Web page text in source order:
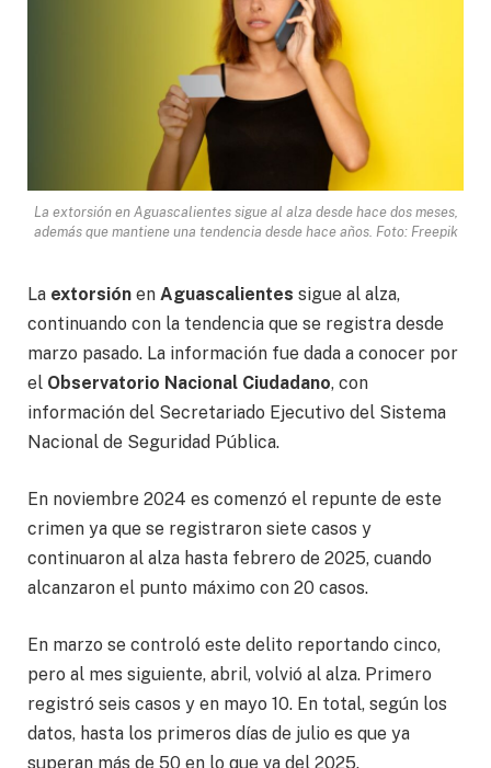
La extorsión en Aguascalientes sigue al alza desde hace dos meses,
además que mantiene una tendencia desde hace años. Foto: Freepik
La extorsión en Aguascalientes sigue al alza,
continuando con la tendencia que se registra desde
marzo pasado. La información fue dada a conocer por
el Observatorio Nacional Ciudadano, con
información del Secretariado Ejecutivo del Sistema
Nacional de Seguridad Pública.
En noviembre 2024 es comenzó el repunte de este
crimen ya que se registraron siete casos y
continuaron al alza hasta febrero de 2025, cuando
alcanzaron el punto máximo con 20 casos.
En marzo se controló este delito reportando cinco,
pero al mes siguiente, abril, volvió al alza. Primero
registró seis casos y en mayo 10. En total, según los
datos, hasta los primeros días de julio es que ya
superan más de 50 en lo que va del 2025.